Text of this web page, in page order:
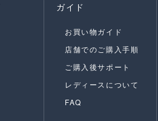
ガイド
お買い物ガイド
店舗でのご購入手順
ご購入後サポート
レディースについて
FAQ